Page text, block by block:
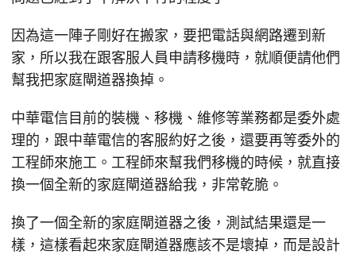
因為這一陣子剛好在搬家，要把電話與網路遷到新
家，所以我在跟客服人員申請移機時，就順便請他們
幫我把家庭閘道器換掉。
中華電信目前的裝機、移機、維修等業務都是委外處
理的，跟中華電信的客服約好之後，還要再等委外的
工程師來施工。工程師來幫我們移機的時候，就直接
換一個全新的家庭閘道器給我，非常乾脆。
換了一個全新的家庭閘道器之後，測試結果還是一
樣，這樣看起來家庭閘道器應該不是壞掉，而是設計